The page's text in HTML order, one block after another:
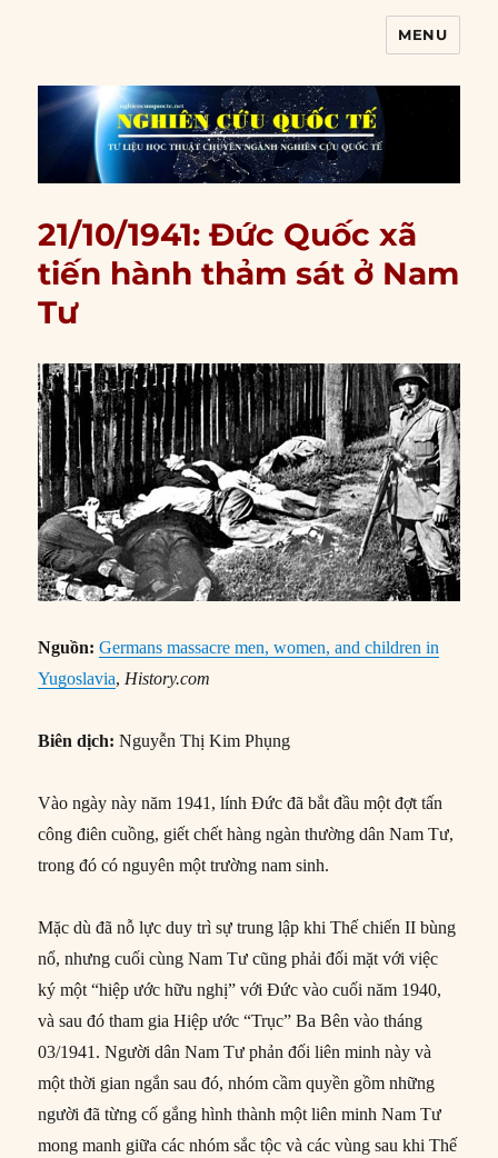
MENU
21/10/1941: Đức Quốc xã
tiến hành thảm sát ở Nam
Tư
Nguồn: Germans massacre men, women, and children in
Yugoslavia,History.com
Biên dịch: Nguyễn Thị Kim Phụng
Vào ngày này năm 1941, lính Đức đã bắt đầu một đợt tấn
công điên cuồng, giết chết hàng ngàn thường dân Nam Tư,
trong đó có nguyên một trường nam sinh.
Mặc dù đã nỗ lực duy trì sự trung lập khi Thế chiến II bùng
nổ, nhưng cuối cùng Nam Tư cũng phải đối mặt với việc
ký một “hiệp ước hữu nghị” với Đức vào cuối năm 1940,
và sau đó tham gia Hiệp ước “Trục” Ba Bên vào tháng
03/1941. Người dân Nam Tư phản đối liên minh này và
một thời gian ngắn sau đó, nhóm cầm quyền gồm những
người đã từng cố gắng hình thành một liên minh Nam Tư
mong manh giữa các nhóm sắc tộc và các vùng sau khi Thế